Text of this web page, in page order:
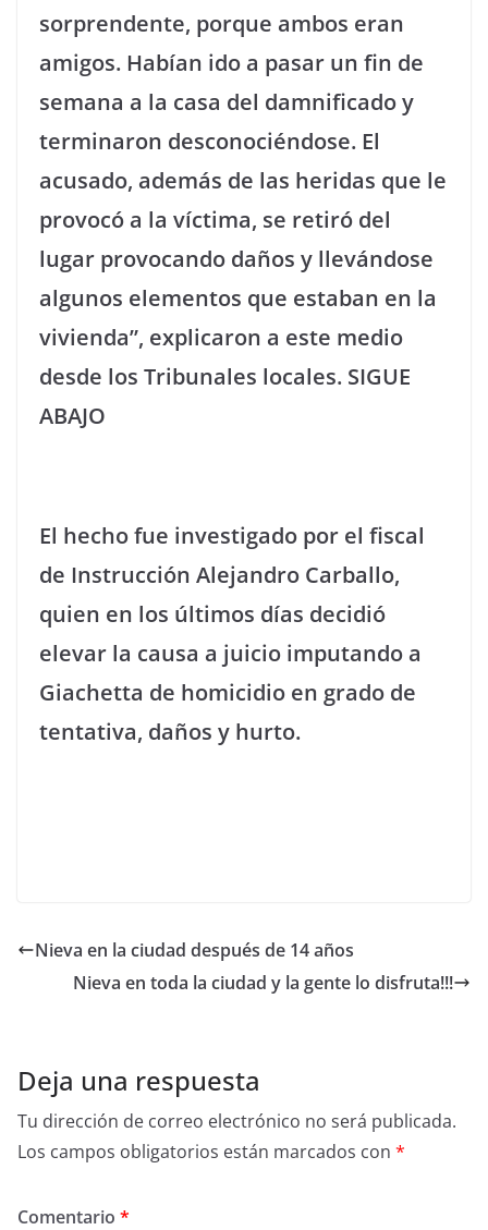
sorprendente, porque ambos eran
amigos. Habían ido a pasar un fin de
semana a la casa del damnificado y
terminaron desconociéndose. El
acusado, además de las heridas que le
provocó a la víctima, se retiró del
lugar provocando daños y llevándose
algunos elementos que estaban en la
vivienda”, explicaron a este medio
desde los Tribunales locales. SIGUE
ABAJO
El hecho fue investigado por el fiscal
de Instrucción Alejandro Carballo,
quien en los últimos días decidió
elevar la causa a juicio imputando a
Giachetta de homicidio en grado de
tentativa, daños y hurto.
Nieva en la ciudad después de 14 años
Nieva en toda la ciudad y la gente lo disfruta!!!
Deja una respuesta
Tu dirección de correo electrónico no será publicada.
Los campos obligatorios están marcados con *
Comentario *